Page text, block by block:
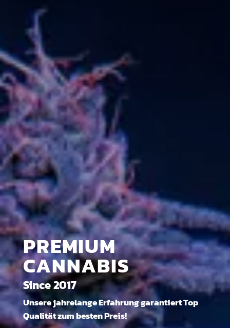
PREMIUM
CANNABIS
Since 2017
Unsere jahrelange Erfahrung garantiert Top
Qualität zum besten Preis!